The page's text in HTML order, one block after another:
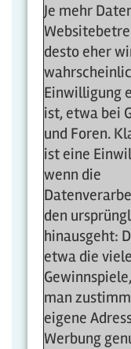
Je mehr
desto eher
Einwilligung
ist, etwa bei
und Foren.
ist eine
wenn die
den
hinausgeht:
etwa die
man
eigene
Werbung